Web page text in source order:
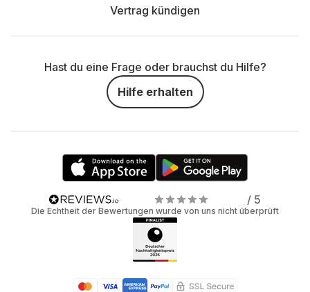
Vertrag kündigen
Hast du eine Frage oder brauchst du Hilfe?
Hilfe erhalten
/ 5
Die Echtheit der Bewertungen wurde von uns nicht überprüft